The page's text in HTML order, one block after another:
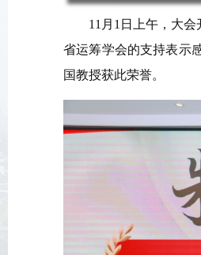
11月1日上午，大
省运筹学会的支持表示
国教授获此荣誉。